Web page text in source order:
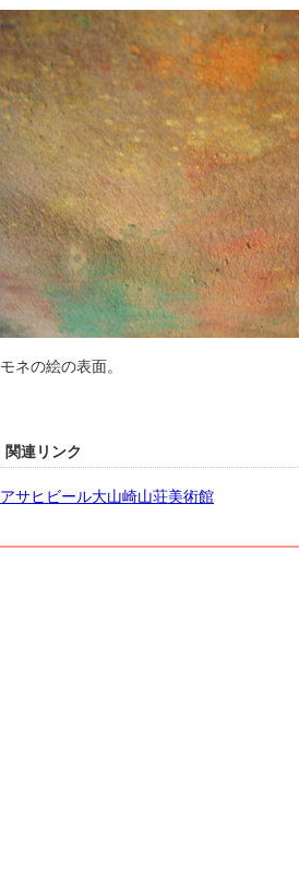
モネの絵の表面。
関連リンク
アサヒビール大山崎山荘美術館